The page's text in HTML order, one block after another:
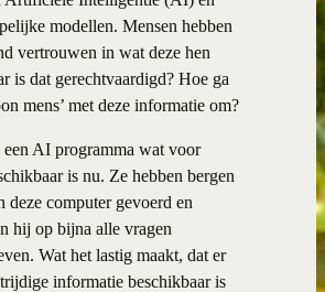
modellen. Mensen hebben
vertrouwen in wat deze hen
is dat gerechtvaardigd? Hoe ga
mens’ met deze informatie om?
AI programma wat voor
is nu. Ze hebben bergen
deze computer gevoerd en
hij op bijna alle vragen
Wat het lastig maakt, dat er
informatie beschikbaar is